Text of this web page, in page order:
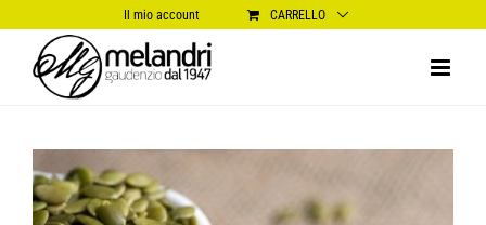
al
contenuto
Il mio account CARRELLO
immagine